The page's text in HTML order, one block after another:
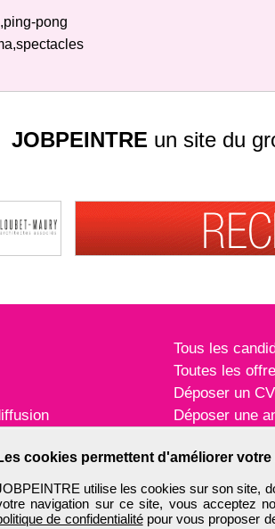
pong
cookies permettent d'améliorer
utilise les cookies sur son site,
navigation sur ce site, vous acceptez
de confidentialitépour vous proposer
JOBPEINTRE un site du
Tous les
Toutes les
Déposer un CV
Déposer une